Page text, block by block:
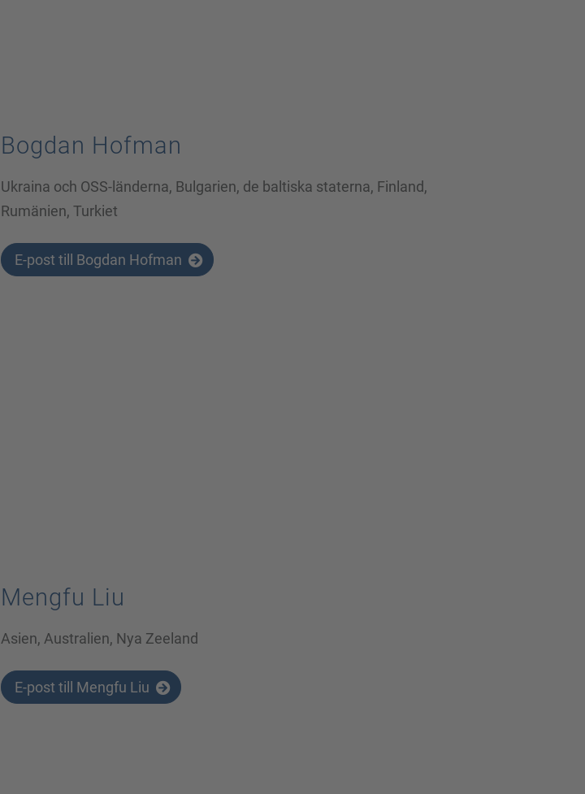
Bogdan Hofman
Ukraina och OSS-länderna, Bulgarien, de baltiska staterna, Finland,
Rumänien, Turkiet
E-post till Bogdan Hofman
Mengfu Liu
Asien, Australien, Nya Zeeland
E-post till Mengfu Liu